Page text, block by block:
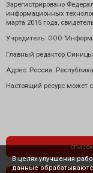
Зарегистрировано
информационных
марта 2015 года,
Учредитель: ООО
Главный редактор
Адрес: Россия.
Настоящий ресурс может
В целях улучшения
данные